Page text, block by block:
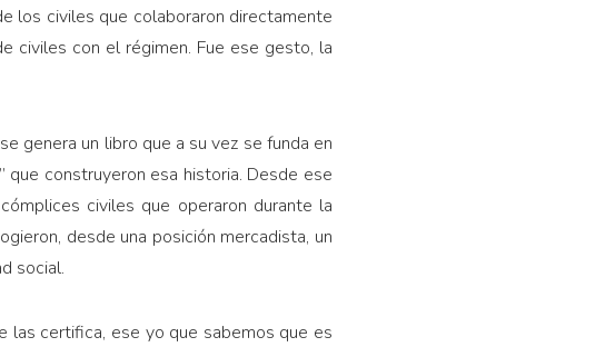
los civiles que colaboraron directamente
civiles con el régimen. Fue ese gesto, la
genera un libro que a su vez se funda en
construyeron esa historia. Desde ese
civiles que operaron durante la
desde una posición mercadista, un
social.
las certifica, ese yo que sabemos que es